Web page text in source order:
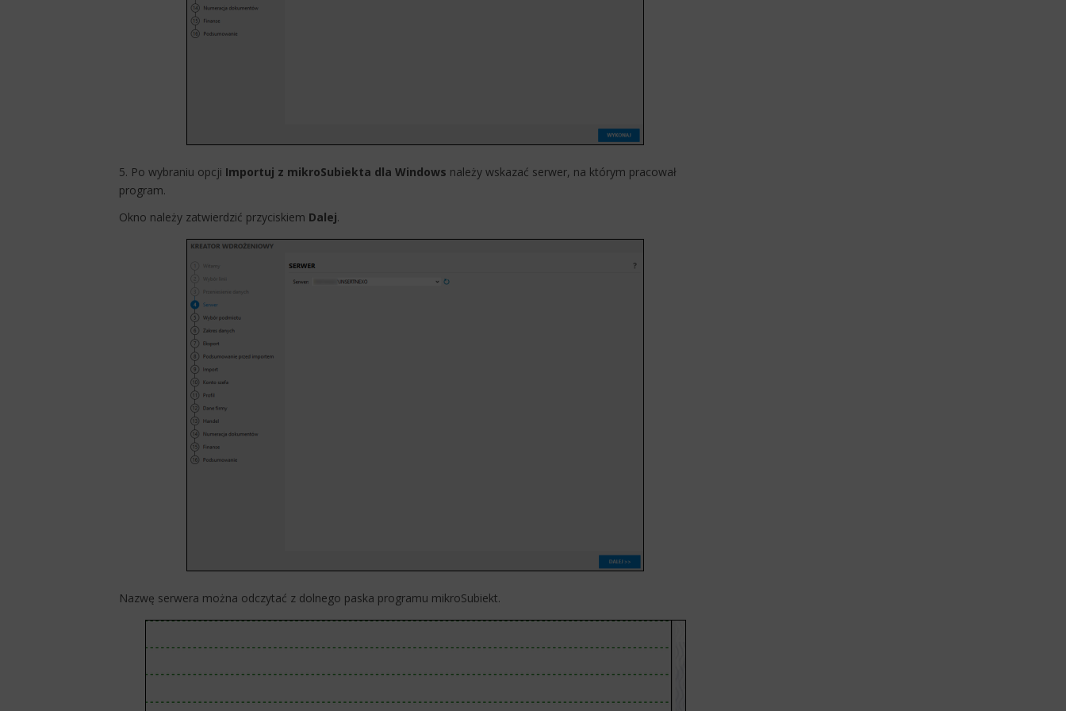
5. Po wybraniu opcji Importuj z mikroSubiekta dla Windows należy wskazać serwer, na którym pracował
program.
Okno należy zatwierdzić przyciskiem Dalej.
​Nazwę serwera można odczytać z dolnego paska programu mikroSubiekt.